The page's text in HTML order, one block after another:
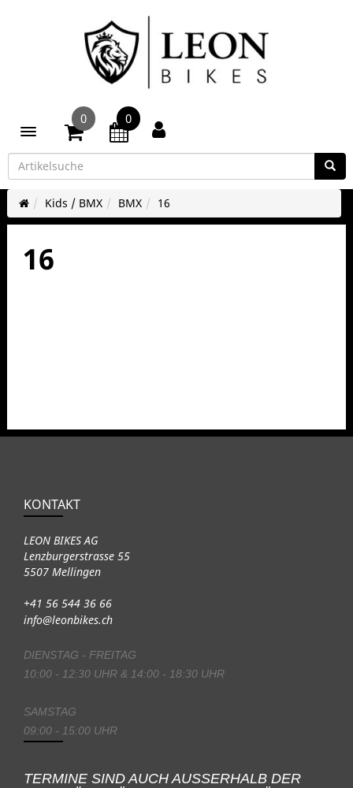
Toggle navigation
0 0
Kids / BMX BMX 16
16
KONTAKT
LEON BIKES AG
Lenzburgerstrasse 55
5507 Mellingen
+41 56 544 36 66
info@leonbikes.ch
DIENSTAG - FREITAG
10:00 - 12:30 UHR & 14:00 - 18:30 UHR
SAMSTAG
09:00 - 15:00 UHR
TERMINE SIND AUCH AUSSERHALB DER